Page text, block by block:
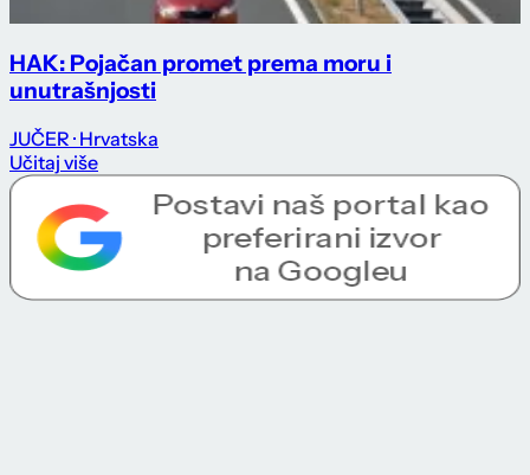
HAK: Pojačan promet prema moru i
unutrašnjosti
JUČER · Hrvatska
Učitaj više